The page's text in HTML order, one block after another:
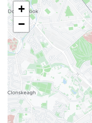
Recepción 24 horas
Guardaequipaje
Comida y bebida
Restaurante a la carta
Bar
Estacionamiento
+
−